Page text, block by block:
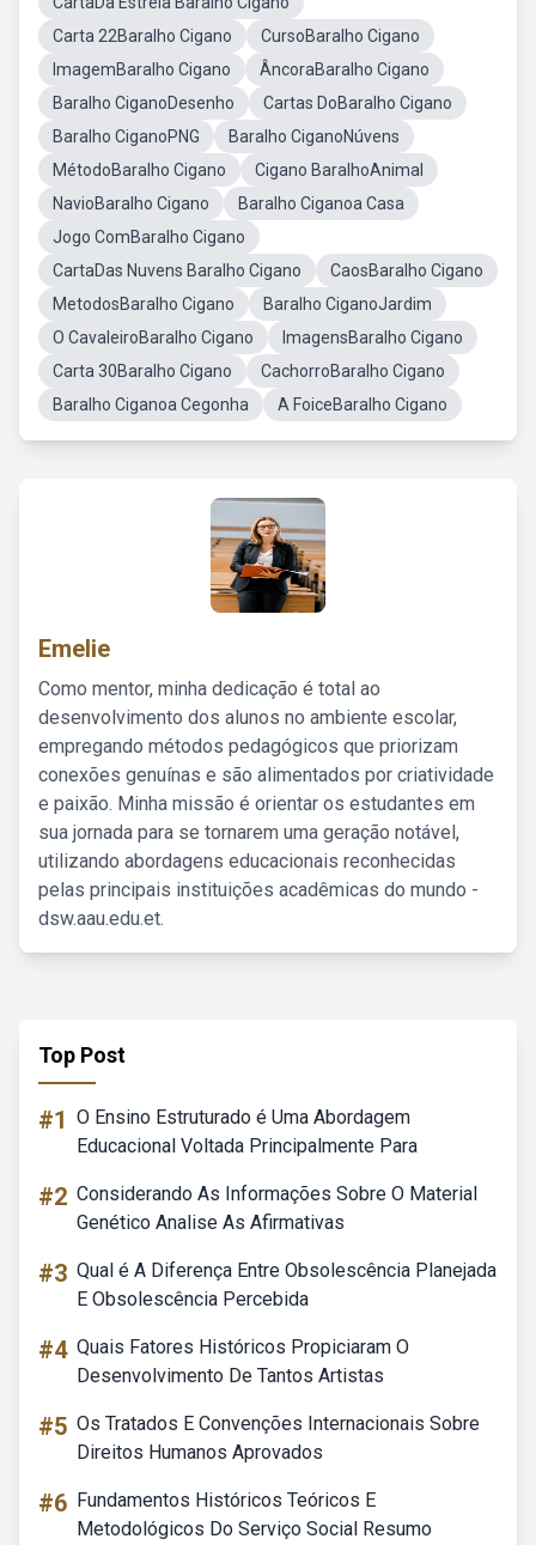
Carta 22Baralho Cigano
CursoBaralho Cigano
ImagemBaralho Cigano
ÂncoraBaralho Cigano
Baralho CiganoDesenho
Cartas DoBaralho Cigano
Baralho CiganoPNG
Baralho CiganoNúvens
MétodoBaralho Cigano
Cigano BaralhoAnimal
NavioBaralho Cigano
Baralho Ciganoa Casa
Jogo ComBaralho Cigano
CartaDas Nuvens Baralho Cigano
CaosBaralho Cigano
MetodosBaralho Cigano
Baralho CiganoJardim
O CavaleiroBaralho Cigano
ImagensBaralho Cigano
Carta 30Baralho Cigano
CachorroBaralho Cigano
Baralho Ciganoa Cegonha
A FoiceBaralho Cigano
Emelie
Como mentor, minha dedicação é total ao
desenvolvimento dos alunos no ambiente escolar,
empregando métodos pedagógicos que priorizam
conexões genuínas e são alimentados por criatividade
e paixão. Minha missão é orientar os estudantes em
sua jornada para se tornarem uma geração notável,
utilizando abordagens educacionais reconhecidas
pelas principais instituições acadêmicas do mundo -
dsw.aau.edu.et.
Top Post
#1 O Ensino Estruturado é Uma Abordagem
Educacional Voltada Principalmente Para
#2 Considerando As Informações Sobre O Material
Genético Analise As Afirmativas
#3 Qual é A Diferença Entre Obsolescência Planejada
E Obsolescência Percebida
#4 Quais Fatores Históricos Propiciaram O
Desenvolvimento De Tantos Artistas
#5 Os Tratados E Convenções Internacionais Sobre
Direitos Humanos Aprovados
#6 Fundamentos Históricos Teóricos E
Metodológicos Do Serviço Social Resumo